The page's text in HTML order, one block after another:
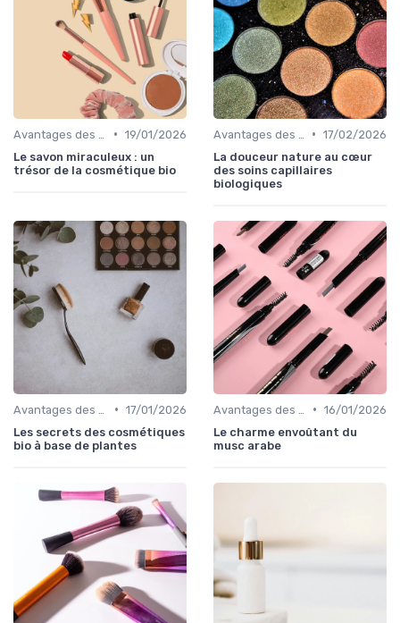
• 19/01/2026
Le savon miraculeux : un
trésor de la cosmétique bio
• 17/02/2026
La douceur nature au cœur
des soins capillaires
biologiques
• 17/01/2026
Les secrets des cosmétiques
bio à base de plantes
• 16/01/2026
Le charme envoûtant du
musc arabe